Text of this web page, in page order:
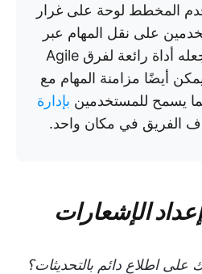
المخطط لوحة على غرار
على نقل المهام عبر
مراحل مختلفة، مما يجعله أداة رائعة لفرق Agile
أيضًا مزامنة المهام مع
بإدارة
الفريق في مكان واحد.
اطلاع دائم بالتحديثات؟